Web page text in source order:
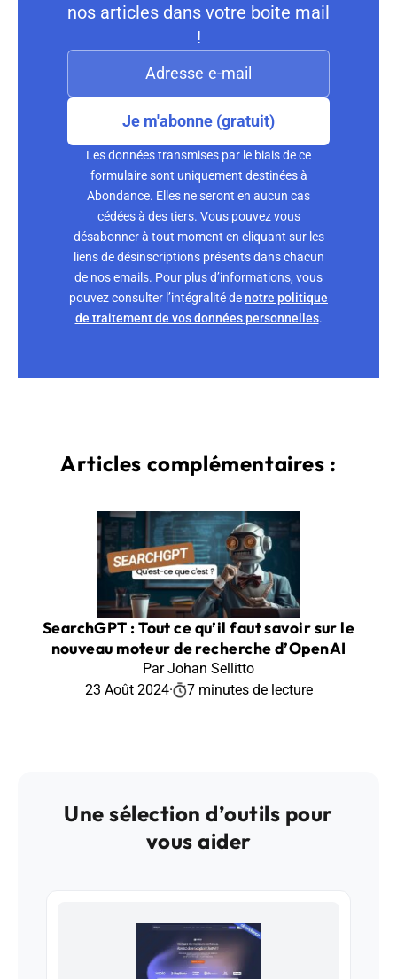
nos articles dans votre boite mail
!
Je m'abonne (gratuit)
Les données transmises par le biais de ce
formulaire sont uniquement destinées à
Abondance. Elles ne seront en aucun cas
cédées à des tiers. Vous pouvez vous
désabonner à tout moment en cliquant sur les
liens de désinscriptions présents dans chacun
de nos emails. Pour plus d’informations, vous
pouvez consulter l’intégralité denotre politique
de traitement de vos données personnelles.
Articles complémentaires :
SearchGPT : Tout ce qu’il faut savoir sur le
nouveau moteur de recherche d’OpenAI
Par Johan Sellitto
23 Août 2024· 7 minutes de lecture
Une sélection d’outils pour
vous aider